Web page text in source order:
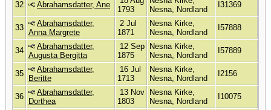
32 Abrahamsdatter, Ane
1793
Nesna, Nordland
I31369
33
Abrahamsdatter,
Anna Margrete
2 Jul
1871
Nesna Kirke,
Nesna, Nordland
I57888
34
Abrahamsdatter,
Augusta Bergitta
12 Sep
1875
Nesna Kirke,
Nesna, Nordland
I57889
35
Abrahamsdatter,
Beritte
16 Jul
1713
Nesna Kirke,
Nesna, Nordland
I2156
36
Abrahamsdatter,
Dorthea
13 Nov
1803
Nesna Kirke,
Nesna, Nordland
I10075